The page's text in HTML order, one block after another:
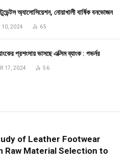
অ্যাসোসিয়েশন, নোয়াখালী বার্ষিক বনভোজন
10, 2024 65
প্রশংসায় ভাসছে এক্সিম ব্যাংক : গভর্নর
17, 2024 56
of Leather Footwear
Raw Material Selection to